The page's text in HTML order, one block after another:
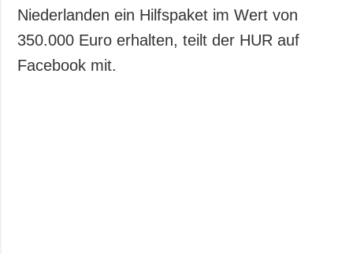
Niederlanden ein Hilfspaket im Wert von
350.000 Euro erhalten, teilt der HUR auf
Facebook mit.